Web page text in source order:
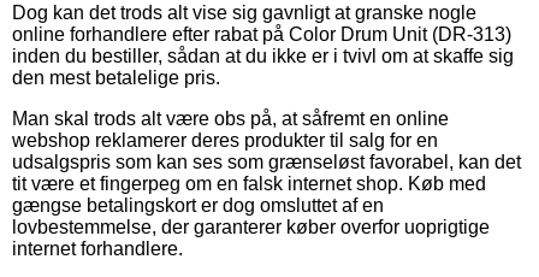
Dog kan det trods alt vise sig gavnligt at granske nogle
online forhandlere efter rabat på Color Drum Unit (DR-313)
inden du bestiller, sådan at du ikke er i tvivl om at skaffe sig
den mest betalelige pris.
Man skal trods alt være obs på, at såfremt en online
webshop reklamerer deres produkter til salg for en
udsalgspris som kan ses som grænseløst favorabel, kan det
tit være et fingerpeg om en falsk internet shop. Køb med
gængse betalingskort er dog omsluttet af en
lovbestemmelse, der garanterer køber overfor uoprigtige
internet forhandlere.